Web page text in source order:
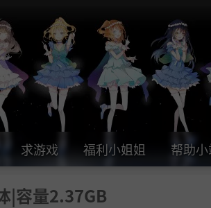
求游戏 福利小姐姐 帮助
|容量2.37GB